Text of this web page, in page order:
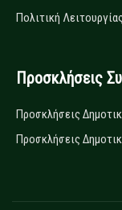
Πολιτική
Προσκλήσεις
Προσκλήσεις
Προσκλήσεις